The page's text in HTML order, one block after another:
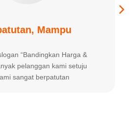
Mampu
“Bandingkan Harga &
pelanggan kami setuju
sangat berpatutan